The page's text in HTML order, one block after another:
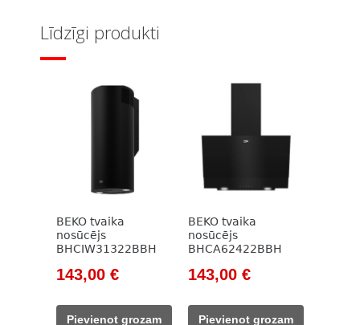
Līdzīgi produkti
BEKO tvaika
nosūcējs
BHCIW31322BBH
Original
was:
143,00 €Current
Pievienot grozam
BEKO tvaika
nosūcējs
BHCA62422BBH
Original
was:
143,00 €Current
Pievienot grozam